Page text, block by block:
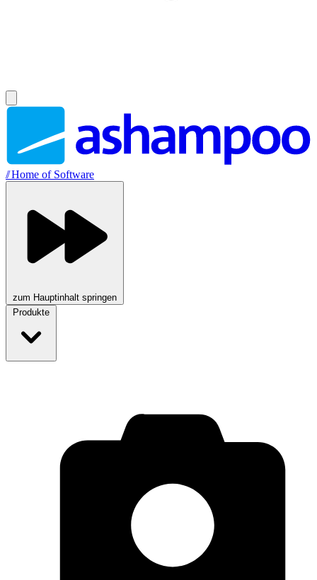
//Home of Software
zum Hauptinhalt springen
Produkte